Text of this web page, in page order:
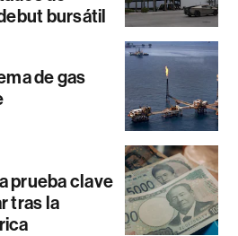
bursátil
de gas
prueba clave
tras la